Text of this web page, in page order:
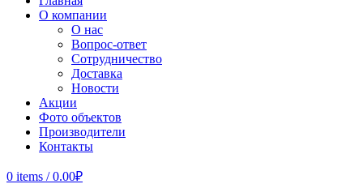
О компании
О нас
Вопрос-ответ
Сотрудничество
Доставка
Новости
Акции
Фото объектов
Производители
Контакты
0 items / 0.00₽